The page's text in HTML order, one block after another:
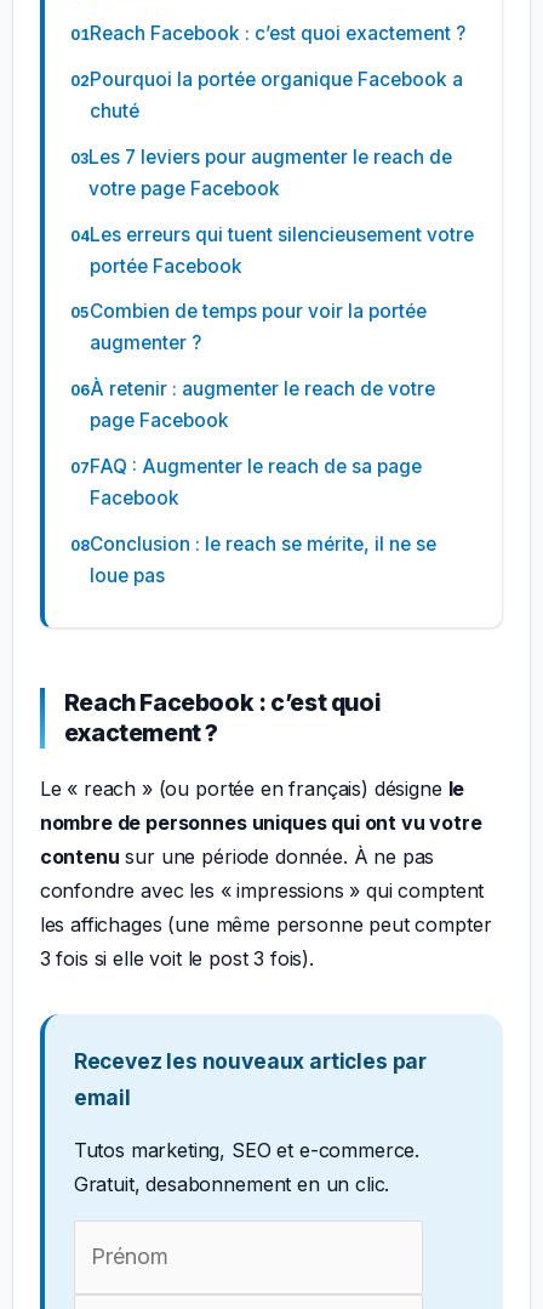
Reach Facebook : c’est quoi exactement ?
Pourquoi la portée organique Facebook a
chuté
Les 7 leviers pour augmenter le reach de
votre page Facebook
Les erreurs qui tuent silencieusement votre
portée Facebook
Combien de temps pour voir la portée
augmenter ?
À retenir : augmenter le reach de votre
page Facebook
FAQ : Augmenter le reach de sa page
Facebook
Conclusion : le reach se mérite, il ne se
loue pas
Reach Facebook : c’est quoi
exactement ?
Le « reach » (ou portée en français) désigne le
nombre de personnes uniques qui ont vu votre
contenu sur une période donnée. À ne pas
confondre avec les « impressions » qui comptent
les affichages (une même personne peut compter
3 fois si elle voit le post 3 fois).
Recevez les nouveaux articles par
email
Tutos marketing, SEO et e-commerce.
Gratuit, desabonnement en un clic.